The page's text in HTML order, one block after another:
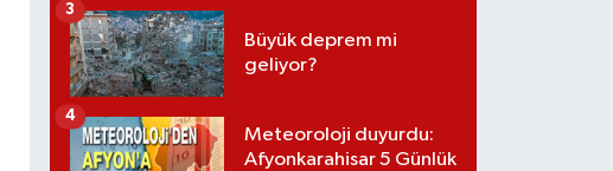
Büyük deprem mi
geliyor?
3
Meteoroloji duyurdu:
Afyonkarahisar 5 Günlük
4